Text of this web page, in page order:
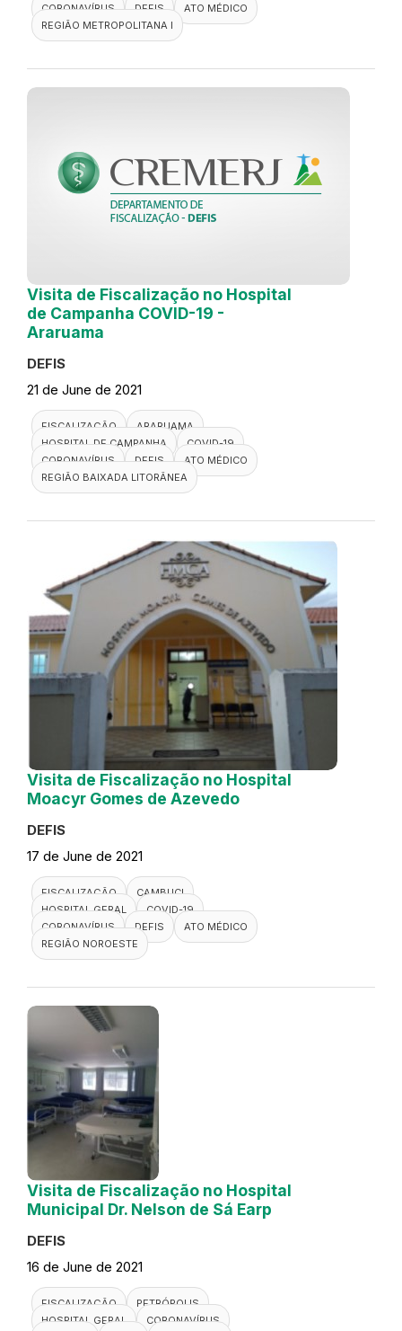
CORONAVÍRUS
DEFIS
ATO MÉDICO
REGIÃO METROPOLITANA I
Visita de Fiscalização no Hospital
de Campanha COVID-19 -
Araruama
DEFIS
21 de June de 2021
FISCALIZAÇÃO
ARARUAMA
HOSPITAL DE CAMPANHA
COVID-19
CORONAVÍRUS
DEFIS
ATO MÉDICO
REGIÃO BAIXADA LITORÂNEA
Visita de Fiscalização no Hospital
Moacyr Gomes de Azevedo
DEFIS
17 de June de 2021
FISCALIZAÇÃO
CAMBUCI
HOSPITAL GERAL
COVID-19
CORONAVÍRUS
DEFIS
ATO MÉDICO
REGIÃO NOROESTE
Visita de Fiscalização no Hospital
Municipal Dr. Nelson de Sá Earp
DEFIS
16 de June de 2021
FISCALIZAÇÃO
PETRÓPOLIS
HOSPITAL GERAL
CORONAVÍRUS